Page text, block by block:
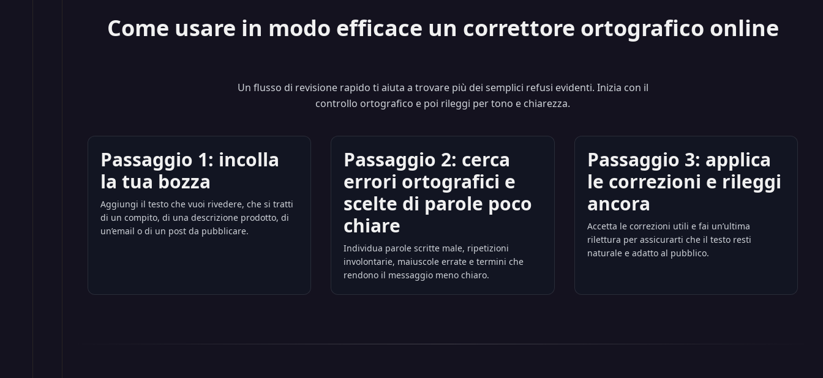
Come usare in modo efficace un correttore ortografico online
Un flusso di revisione rapido ti aiuta a trovare più dei semplici refusi evidenti. Inizia con il
controllo ortografico e poi rileggi per tono e chiarezza.
Passaggio 1: incolla
la tua bozza
Aggiungi il testo che vuoi rivedere, che si tratti
di un compito, di una descrizione prodotto, di
un’email o di un post da pubblicare.
Passaggio 2: cerca
errori ortografici e
scelte di parole poco
chiare
Individua parole scritte male, ripetizioni
involontarie, maiuscole errate e termini che
rendono il messaggio meno chiaro.
Passaggio 3: applica
le correzioni e rileggi
ancora
Accetta le correzioni utili e fai un’ultima
rilettura per assicurarti che il testo resti
naturale e adatto al pubblico.